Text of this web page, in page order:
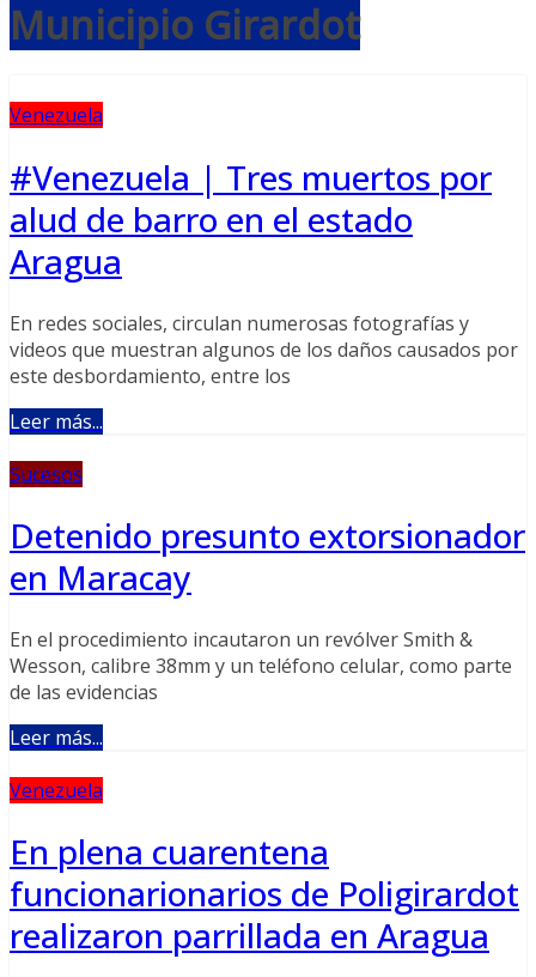
Municipio Girardot
Venezuela
#Venezuela | Tres muertos por
alud de barro en el estado
Aragua
En redes sociales, circulan numerosas fotografías y
videos que muestran algunos de los daños causados por
este desbordamiento, entre los
Leer más...
Sucesos
Detenido presunto extorsionador
en Maracay
En el procedimiento incautaron un revólver Smith &
Wesson, calibre 38mm y un teléfono celular, como parte
de las evidencias
Leer más...
Venezuela
En plena cuarentena
funcionarionarios de Poligirardot
realizaron parrillada en Aragua